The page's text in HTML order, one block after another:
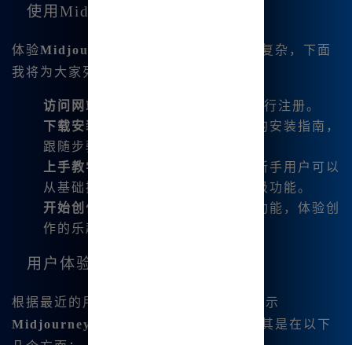
使用Midjourney中文版的步骤
体验Midjourney中文版
的优质服务并不复杂，下面
我将为大家列出详细步骤：
访问网站
进行注册。
下载安装
：网站上提供了简单易懂的安装指南，
跟随步骤即可快速完成安装。
上手教学
：通过内置的教程模块，新手用户可以
从基础操作开始，逐步掌握各种高级功能。
开始创作
：输入关键词，选择相应功能，体验创
作的乐趣！
用户体验反馈及数据分析
根据最近的用户调查，超过85%的用户表示
Midjourney中文版
的使用体验良好，尤其是在以下